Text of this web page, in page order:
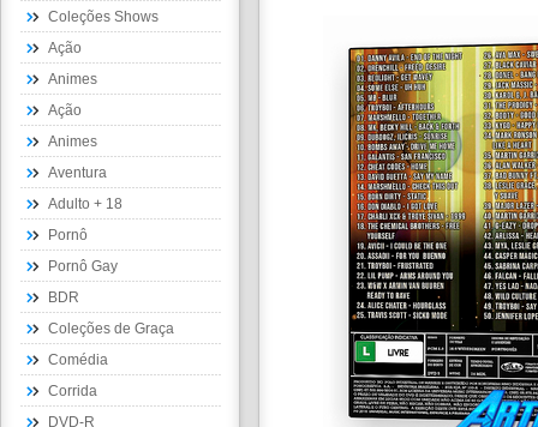
Coleções Shows
Ação
Animes
Ação
Animes
Aventura
Adulto + 18
Pornô
Pornô Gay
BDR
Coleções de Graça
Comédia
Corrida
DVD-R